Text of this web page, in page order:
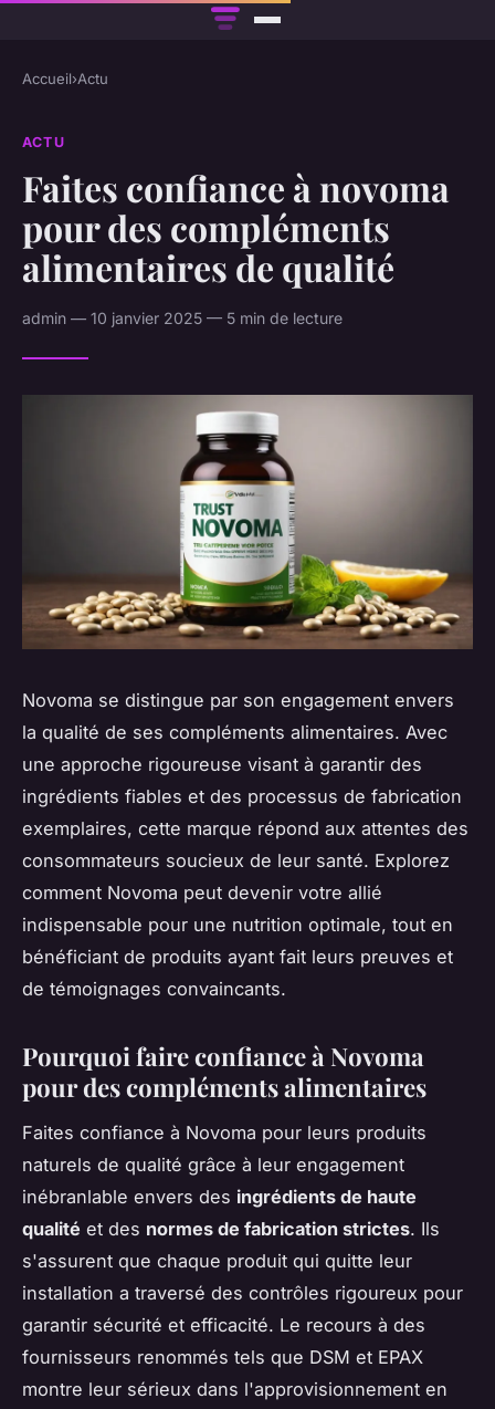
Accueil›Actu
ACTU
Faites confiance à novoma
pour des compléments
alimentaires de qualité
admin — 10 janvier 2025 — 5 min de lecture
Novoma se distingue par son engagement envers
la qualité de ses compléments alimentaires. Avec
une approche rigoureuse visant à garantir des
ingrédients fiables et des processus de fabrication
exemplaires, cette marque répond aux attentes des
consommateurs soucieux de leur santé. Explorez
comment Novoma peut devenir votre allié
indispensable pour une nutrition optimale, tout en
bénéficiant de produits ayant fait leurs preuves et
de témoignages convaincants.
Pourquoi faire confiance à Novoma
pour des compléments alimentaires
Faites confiance à Novoma pour leurs produits
naturels de qualité grâce à leur engagement
inébranlable envers des ingrédients de haute
qualité et des normes de fabrication strictes. Ils
s'assurent que chaque produit qui quitte leur
installation a traversé des contrôles rigoureux pour
garantir sécurité et efficacité. Le recours à des
fournisseurs renommés tels que DSM et EPAX
montre leur sérieux dans l'approvisionnement en